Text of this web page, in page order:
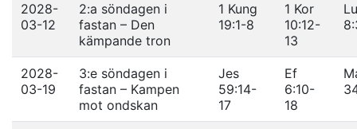
2028-
03-12
2:a söndagen i
fastan – Den
kämpande tron
1 Kung
19:1-8
1 Kor
10:12-
13
2028-
03-19
3:e söndagen i
fastan – Kampen
mot ondskan
Jes
59:14-
17
Ef
6:10-
18